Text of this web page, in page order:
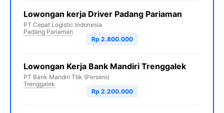
Lowongan kerja Driver Padang Pariaman
PT Cepat Logistic Indonesia
Padang Pariaman
Rp 2.800.000
Lowongan Kerja Bank Mandiri Trenggalek
PT Bank Mandiri Tbk (Persero)
Trenggalek
Rp 2.200.000